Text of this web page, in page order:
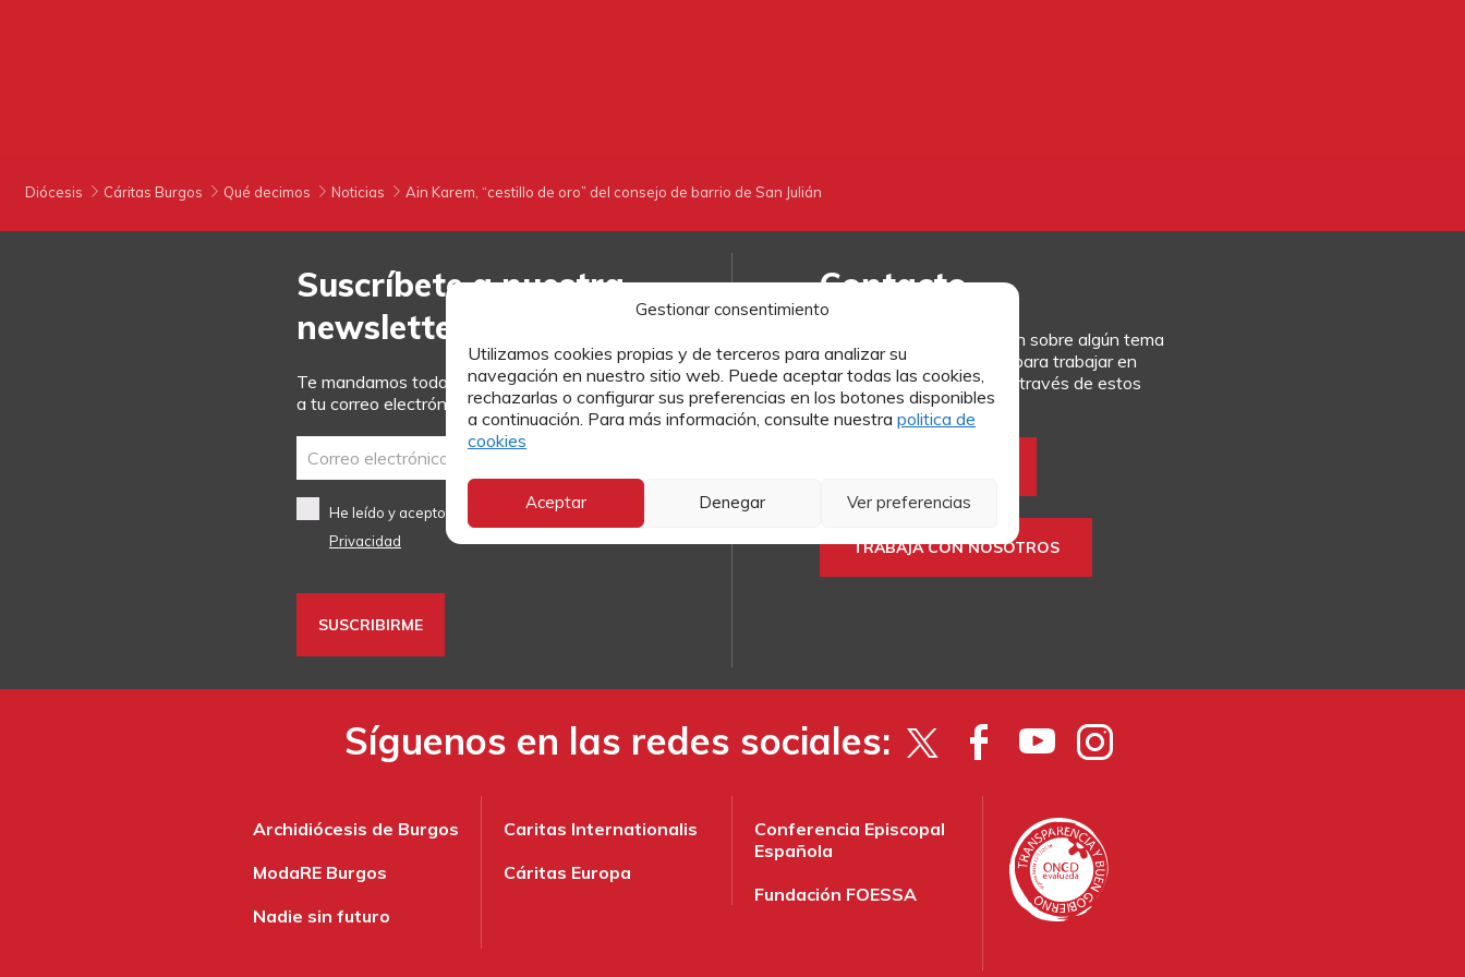
Gestionar consentimiento
Utilizamos cookies propias y de terceros para analizar su
navegación en nuestro sitio web. Puede aceptar todas las cookies,
rechazarlas o configurar sus preferencias en los botones disponibles
a continuación. Para más información, consulte nuestra politica de
cookies
Aceptar Denegar Ver preferencias
Diócesis Cáritas Burgos Qué decimos Noticias Ain Karem, “cestillo de oro” del consejo de barrio de San Julián
Suscríbete a nuestra
newsletter
Te mandamos toda la actualidad de Cáritas
a tu correo electrónico.
He leído y acepto el Aviso Legalyla Política de
Privacidad
Contacto
Si quieres más información sobre algún tema
o enviarnos tu currículum para trabajar en
Cáritas, puedes hacerlo a través de estos
formularios.
TRABAJA CON NOSOTROS
Síguenos en las redes sociales:
Archidiócesis de Burgos
ModaRE Burgos
Nadie sin futuro
Caritas Internationalis
Cáritas Europa
Conferencia Episcopal
Española
Fundación FOESSA